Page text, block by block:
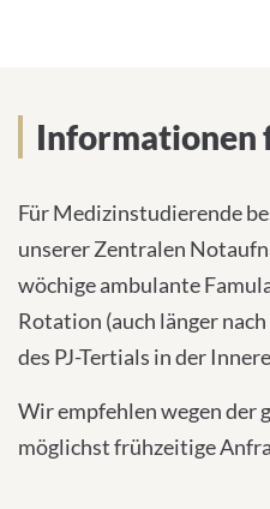
Informationen für
Informationen
Für Medizinstudierende
unserer Zentralen
wöchige ambulante
Rotation (auch länger
des PJ-Tertials in der
Wir empfehlen wegen der
möglichst frühzeitige